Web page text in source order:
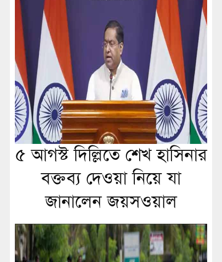
৫ আগস্ট দিল্লিতে শেখ হাসিনার
বক্তব্য দেওয়া নিয়ে যা
জানালেন জয়সওয়াল